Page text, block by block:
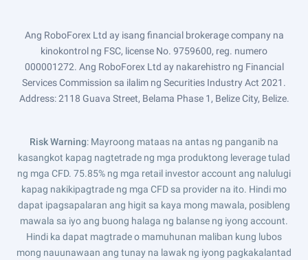
Ang RoboForex Ltd ay isang financial brokerage company na
kinokontrol ng FSC, license No. 9759600, reg. numero
000001272. Ang RoboForex Ltd ay nakarehistro ng Financial
Services Commission sa ilalim ng Securities Industry Act 2021.
Address: 2118 Guava Street, Belama Phase 1, Belize City, Belize.
Risk Warning: Mayroong mataas na antas ng panganib na
kasangkot kapag nagtetrade ng mga produktong leverage tulad
ng mga CFD. 75.85% ng mga retail investor account ang nalulugi
kapag nakikipagtrade ng mga CFD sa provider na ito. Hindi mo
dapat ipagsapalaran ang higit sa kaya mong mawala, posibleng
mawala sa iyo ang buong halaga ng balanse ng iyong account.
Hindi ka dapat magtrade o mamuhunan maliban kung lubos
mong nauunawaan ang tunay na lawak ng iyong pagkakalantad